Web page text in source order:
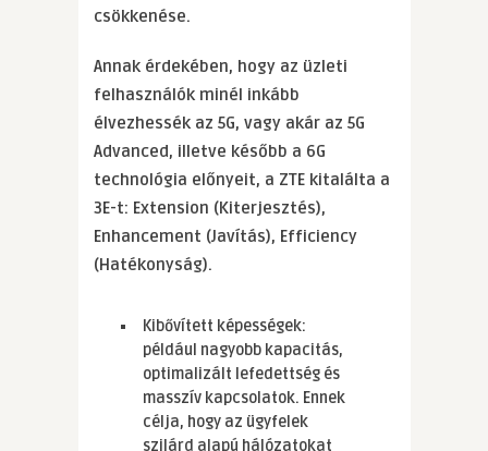
csökkenése.
Annak érdekében, hogy az üzleti
felhasználók minél inkább
élvezhessék az 5G, vagy akár az 5G
Advanced, illetve később a 6G
technológia előnyeit, a ZTE kitalálta a
3E-t: Extension (Kiterjesztés),
Enhancement (Javítás), Efficiency
(Hatékonyság).
Kibővített képességek:
például nagyobb kapacitás,
optimalizált lefedettség és
masszív kapcsolatok. Ennek
célja, hogy az ügyfelek
szilárd alapú hálózatokat